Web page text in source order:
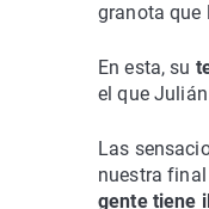
granota que
En esta, su
el que
Las
nuestra
gente tiene